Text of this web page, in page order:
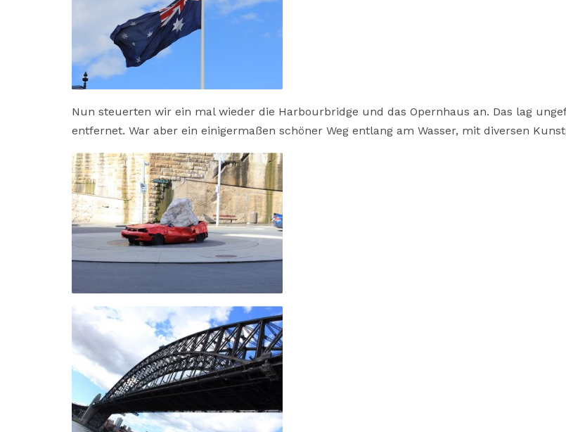
Nun steuerten wir ein mal wieder die Harbourbridge und das Opernhaus an. Das lag
entfernet. War aber ein einigermaßen schöner Weg entlang am Wasser, mit diversen